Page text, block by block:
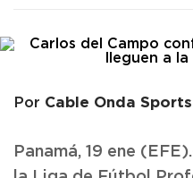
Por Cable Onda Sports
Panamá, 19 ene